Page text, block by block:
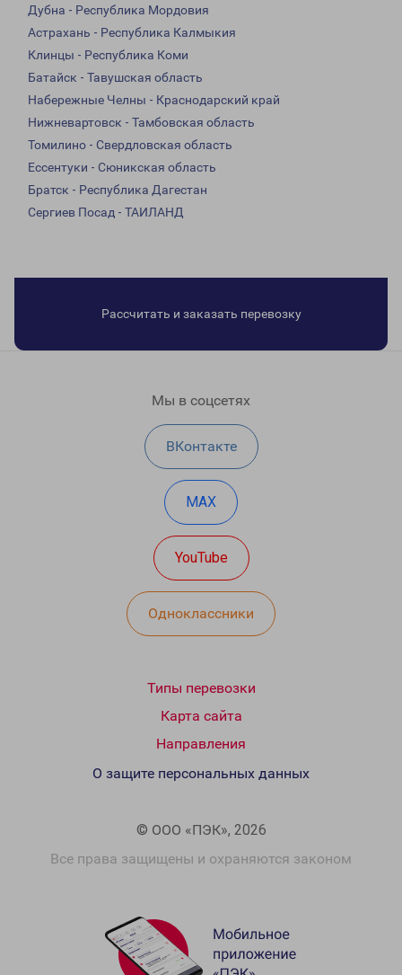
Дубна - Республика Мордовия
Астрахань - Республика Калмыкия
Клинцы - Республика Коми
Батайск - Тавушская область
Набережные Челны - Краснодарский край
Нижневартовск - Тамбовская область
Томилино - Свердловская область
Ессентуки - Сюникская область
Братск - Республика Дагестан
Сергиев Посад - ТАИЛАНД
Рассчитать и заказать перевозку
Мы в соцсетях
ВКонтакте
MAX
YouTube
Одноклассники
Типы перевозки
Карта сайта
Направления
© ООО «ПЭК», 2026
Все права защищены и охраняются законом
О защите персональных данных